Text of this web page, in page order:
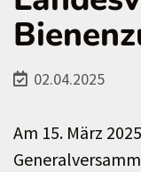
02.04.2025
Am 15. März